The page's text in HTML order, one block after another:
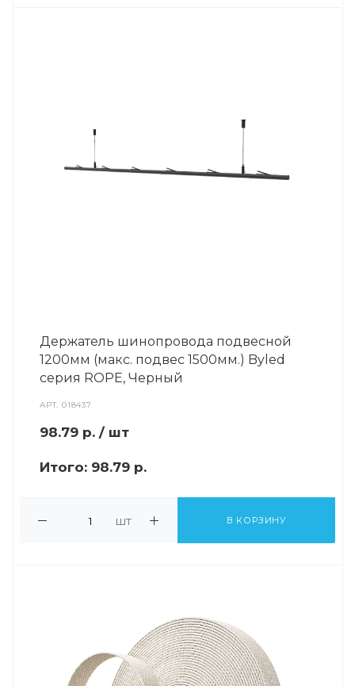
Держатель шинопровода подвесной
1200мм (макс. подвес 1500мм.) Byled
серия ROPE, Черный
АРТ.018437
98.79 р. / шт
Итого: 98.79 р.
шт В КОРЗИНУ